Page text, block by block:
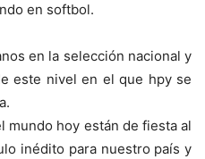
en softbol.
en la selección nacional y
este nivel en el que hpy se
mundo hoy están de fiesta al
inédito para nuestro país y